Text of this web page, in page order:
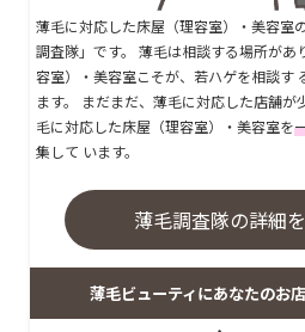
薄毛に対応した床屋（理容室）・美容室
調査隊」です。 薄毛は相談する場所があ
容室）・美容室こそが、若ハゲを相談す
ます。 まだまだ、薄毛に対応した店舗
毛に対応した床屋（理容室）・美容室を
集して います。
薄毛調査隊の詳細
薄毛ビューティにあなたのお